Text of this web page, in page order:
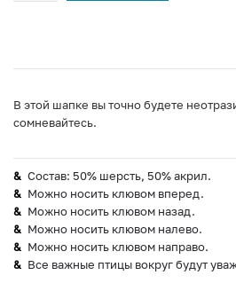
В этой шапке вы точно будете
сомневайтесь.
Состав: 50% шерсть, 50% акрил.
Можно носить клювом вперед.
Можно носить клювом назад.
Можно носить клювом налево.
Можно носить клювом направо.
Все важные птицы вокруг будут